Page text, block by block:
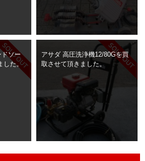
ドソー
した。
アサダ 高圧洗浄機12/80Gを買
取させて頂きました。